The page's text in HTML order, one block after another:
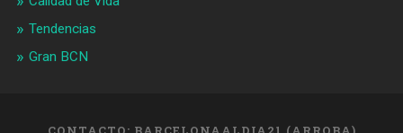
Tendencias
Gran BCN